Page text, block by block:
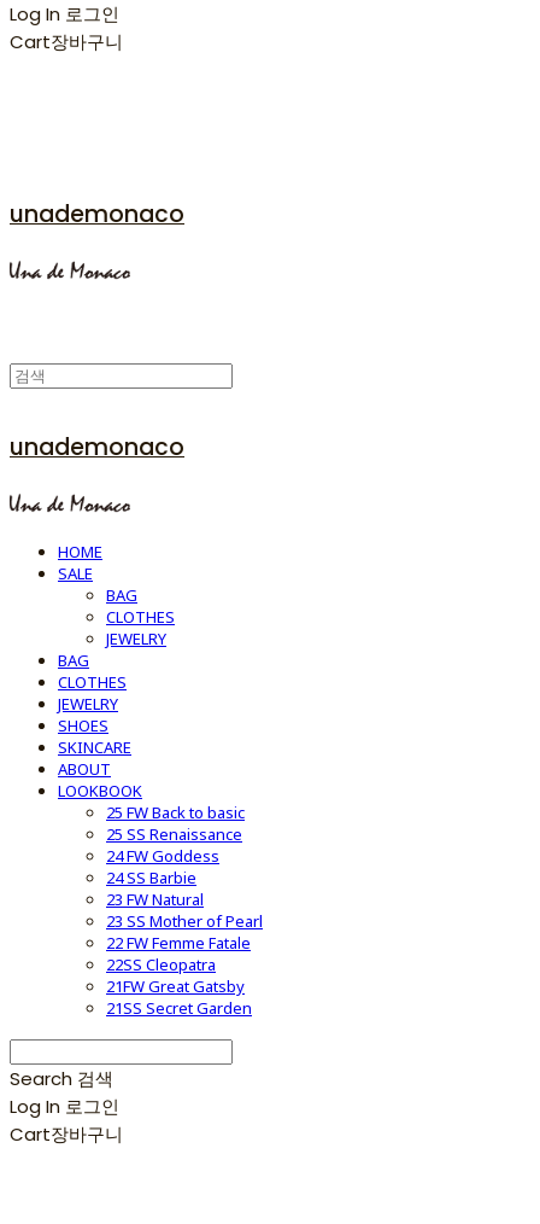
Log In 로그인
Cart장바구니
unademonaco
unademonaco
HOME
SALE
BAG
CLOTHES
JEWELRY
BAG
CLOTHES
JEWELRY
SHOES
SKINCARE
ABOUT
LOOKBOOK
25 FW Back to basic
25 SS Renaissance
24 FW Goddess
24 SS Barbie
23 FW Natural
23 SS Mother of Pearl
22 FW Femme Fatale
22SS Cleopatra
21FW Great Gatsby
21SS Secret Garden
Search 검색
Log In 로그인
Cart장바구니